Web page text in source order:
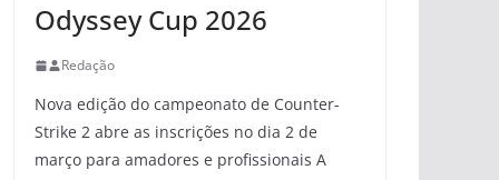
Odyssey Cup 2026
Redação
Nova edição do campeonato de Counter-
Strike 2 abre as inscrições no dia 2 de
março para amadores e profissionais A